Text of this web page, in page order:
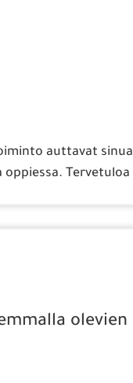
auttavat
olevien